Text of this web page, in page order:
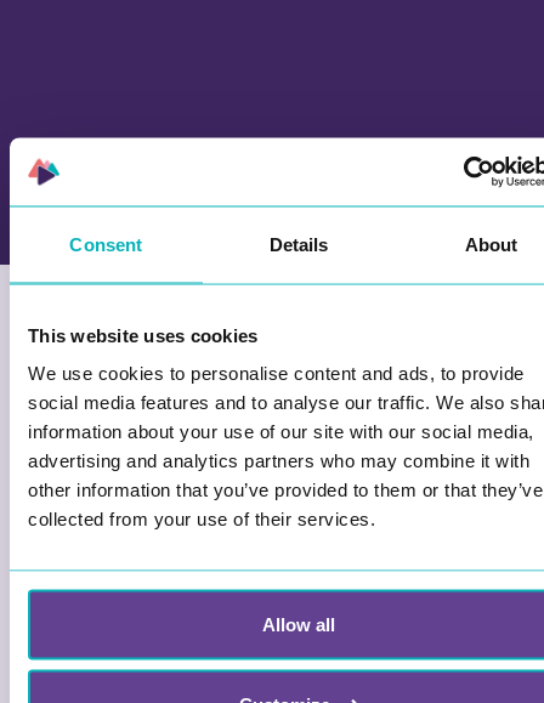
Consent Details About
This website uses cookies
We use cookies to personalise content and ads, to provide
social media features and to analyse our traffic. We also
information about your use of our site with our social media,
advertising and analytics partners who may combine it with
other information that you’ve provided to them or that they’ve
collected from your use of their services.
Allow all
Lag deres egne spill for
deres klasser!